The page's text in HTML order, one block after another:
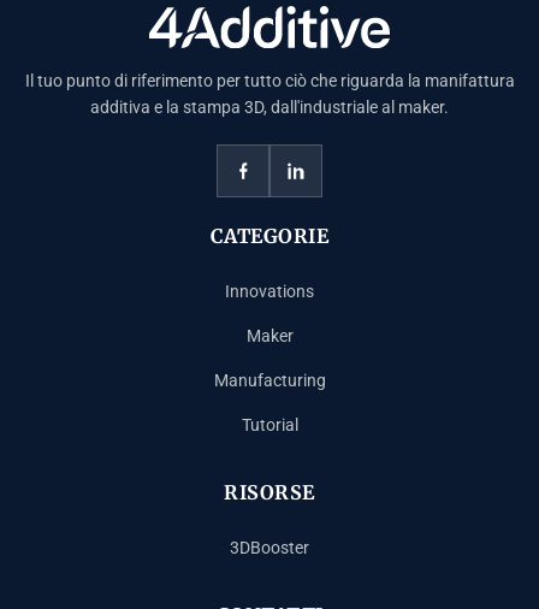
Il tuo punto di riferimento per tutto ciò che riguarda la manifattura
additiva e la stampa 3D, dall'industriale al maker.
CATEGORIE
Innovations
Maker
Manufacturing
Tutorial
RISORSE
3DBooster